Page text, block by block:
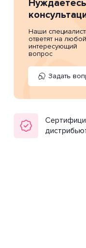
Наши
ответят на любой
интересующий
вопрос
Задать